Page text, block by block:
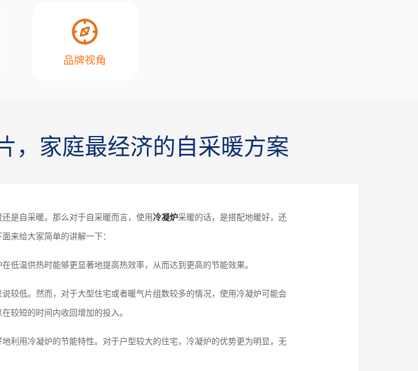
品牌视角
，家庭最经济的自采暖方案
是自采暖。那么对于自采暖而言，使用冷凝炉采暖的话，是搭配地暖好，还
来给大家简单的讲解一下：
低温供热时能够更显著地提高热效率，从而达到更高的节能效果。
较低。然而，对于大型住宅或者暖气片组数较多的情况，使用冷凝炉可能会
较短的时间内收回增加的投入。
利用冷凝炉的节能特性。对于户型较大的住宅，冷凝炉的优势更为明显，无